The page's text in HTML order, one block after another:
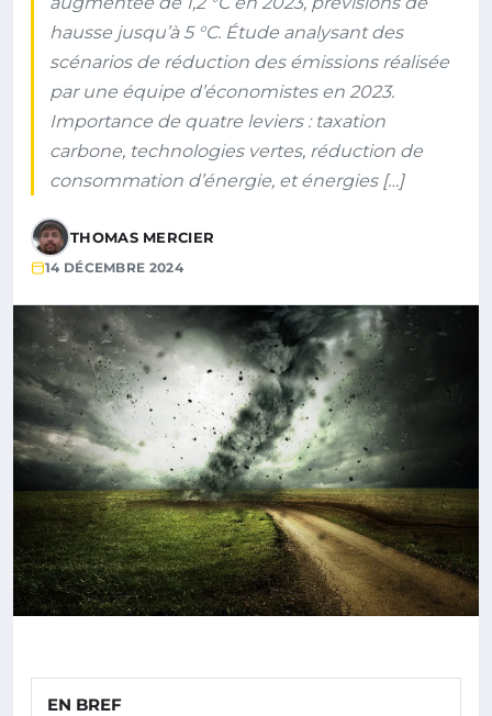
hausse jusqu’à 5 °C. Étude analysant des
scénarios de réduction des émissions réalisée
par une équipe d’économistes en 2023.
Importance de quatre leviers : taxation
carbone, technologies vertes, réduction de
consommation d’énergie, et énergies […]
THOMAS MERCIER
14 DÉCEMBRE 2024
EN BREF